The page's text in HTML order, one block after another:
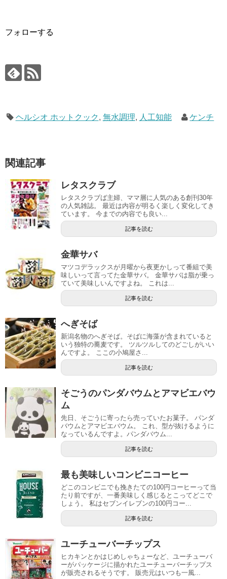
フォローする
ヘルシオ ホットクック , 無水調理, 人工知能 ケンチ
関連記事
レタスクラブ
レタスクラブば主婦、ママ層に人気のある創刊30年
の人気雑誌。 最近は内容が明るく楽しく変化してき
ています。 今までの内容でも良い...
記事を読む
金華サバ
マツコデラックスが月曜から夜更かしって番組で美
味しいって言ってた金華サバ。 金華サバは脂が乗っ
ていて美味しいんですよね。 これは...
記事を読む
へぎそば
新潟名物のへぎそば。そばに海藻が含まれていると
いう独特の蕎麦です。 ツルツルしてのどごしがいい
んですよ。 ここの小鳩屋さ...
記事を読む
そごうのパンダバウムとアマビエバウ
ム
先日、そごうに寄ったら売っていたお菓子。 パンダ
バウムとアマビエバウム。 これ、型が抜けるように
なっているんですよ。パンダバウム...
記事を読む
最も美味しいコンビニコーヒー
どこのコンビニでも挽きたての100円コーヒーって当
たり前ですが、一番美味しく感じるとこってどこで
しょう。 私はセブンイレブンの100円コー...
記事を読む
ユーチューバーチップス
ヒカキンとかはじめしゃちょーなど、ユーチューバ
ーがパッケージに描かれたユーチューバーチップス
が販売されるそうです。 販売元はいつも一風...